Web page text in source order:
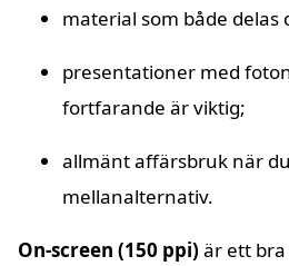
material som både delas
presentationer med
fortfarande är viktig;
allmänt affärsbruk när
mellanalternativ.
On-screen (150 ppi) är ett